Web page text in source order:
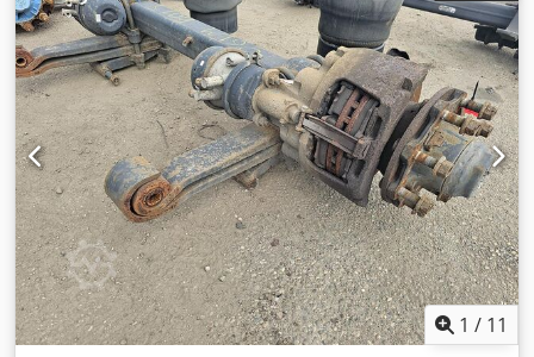
1 / 11